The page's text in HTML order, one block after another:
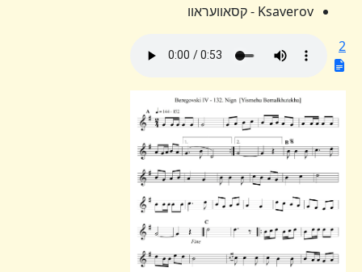
Ksaverov - קסאוועראוו